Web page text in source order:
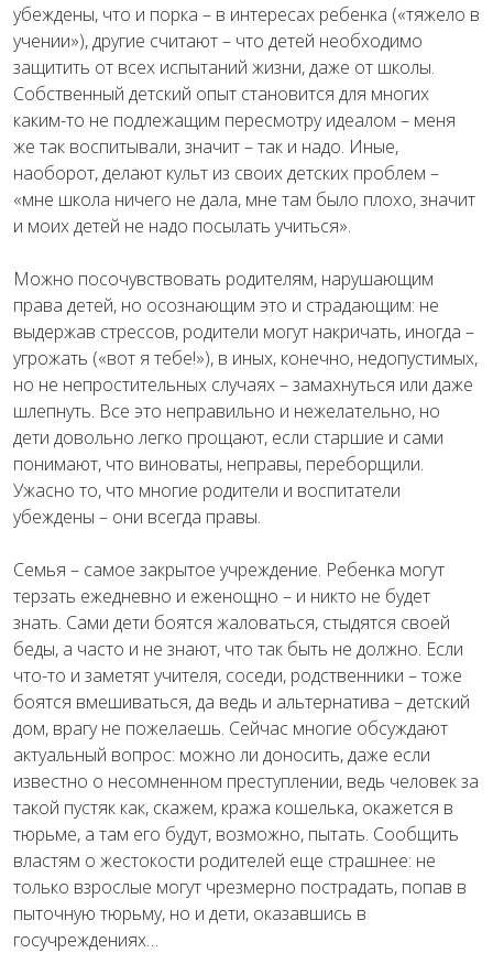
убеждены, что и порка – в интересах ребенка («тяжело в
учении»), другие считают – что детей необходимо
защитить от всех испытаний жизни, даже от школы.
Собственный детский опыт становится для многих
каким-то не подлежащим пересмотру идеалом – меня
же так воспитывали, значит – так и надо. Иные,
наоборот, делают культ из своих детских проблем –
«мне школа ничего не дала, мне там было плохо, значит
и моих детей не надо посылать учиться».
Можно посочувствовать родителям, нарушающим
права детей, но осознающим это и страдающим: не
выдержав стрессов, родители могут накричать, иногда –
угрожать («вот я тебе!»), в иных, конечно, недопустимых,
но не непростительных случаях – замахнуться или даже
шлепнуть. Все это неправильно и нежелательно, но
дети довольно легко прощают, если старшие и сами
понимают, что виноваты, неправы, переборщили.
Ужасно то, что многие родители и воспитатели
убеждены – они всегда правы.
Семья – самое закрытое учреждение. Ребенка могут
терзать ежедневно и еженощно – и никто не будет
знать. Сами дети боятся жаловаться, стыдятся своей
беды, а часто и не знают, что так быть не должно. Если
что-то и заметят учителя, соседи, родственники – тоже
боятся вмешиваться, да ведь и альтернатива – детский
дом, врагу не пожелаешь. Сейчас многие обсуждают
актуальный вопрос: можно ли доносить, даже если
известно о несомненном преступлении, ведь человек за
такой пустяк как, скажем, кража кошелька, окажется в
тюрьме, а там его будут, возможно, пытать. Сообщить
властям о жестокости родителей еще страшнее: не
только взрослые могут чрезмерно пострадать, попав в
пыточную тюрьму, но и дети, оказавшись в
госучреждениях…